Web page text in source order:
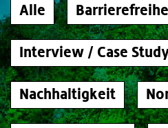
Alle
Interview / Case
Nachhaltigkeit